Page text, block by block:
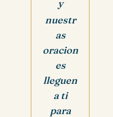
y
nuestr
as
oracion
es
lleguen
a ti
para